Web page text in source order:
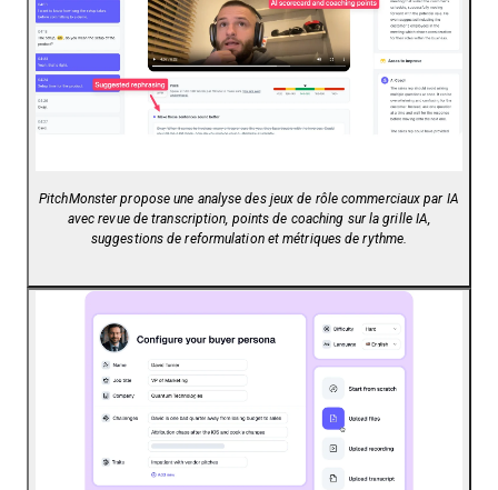
PitchMonster propose une analyse des jeux de rôle commerciaux par IA
avec revue de transcription, points de coaching sur la grille IA,
suggestions de reformulation et métriques de rythme.